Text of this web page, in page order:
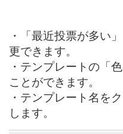
・「最近投票が多い
更できます。
・テンプレートの「
ことができます。
・テンプレート名を
します。